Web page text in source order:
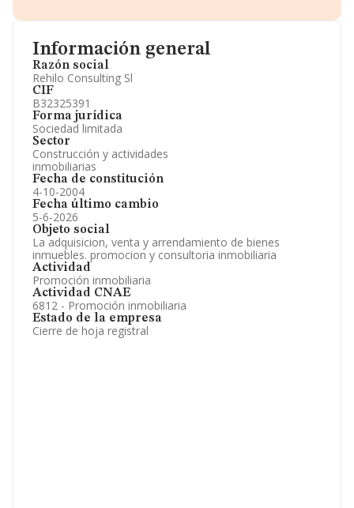
Información general
Razón social
Rehilo Consulting Sl
CIF
B32325391
Forma jurídica
Sociedad limitada
Sector
Construcción y actividades
inmobiliarias
Fecha de constitución
4-10-2004
Fecha último cambio
5-6-2026
Objeto social
La adquisicion, venta y arrendamiento de bienes
inmuebles. promocion y consultoria inmobiliaria
Actividad
Promoción inmobiliaria
Actividad CNAE
6812 - Promoción inmobiliaria
Estado de la empresa
Cierre de hoja registral
Información oficial y registral complementaria.